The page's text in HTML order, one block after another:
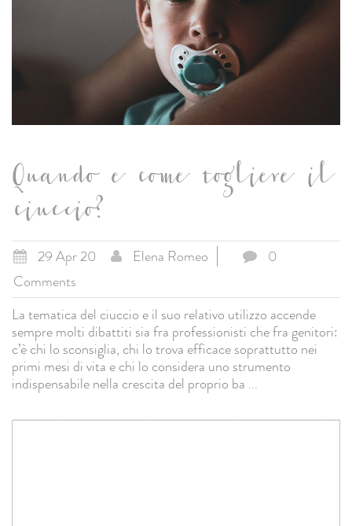
Quando e come togliere il
ciuccio?
29 Apr 20 Elena Romeo
0
Comments
La tematica del ciuccio e il suo relativo utilizzo accende
sempre molti dibattiti sia fra professionisti che fra genitori:
c’è chi lo sconsiglia, chi lo trova efficace soprattutto nei
primi mesi di vita e chi lo considera uno strumento
indispensabile nella crescita del proprio ba ...